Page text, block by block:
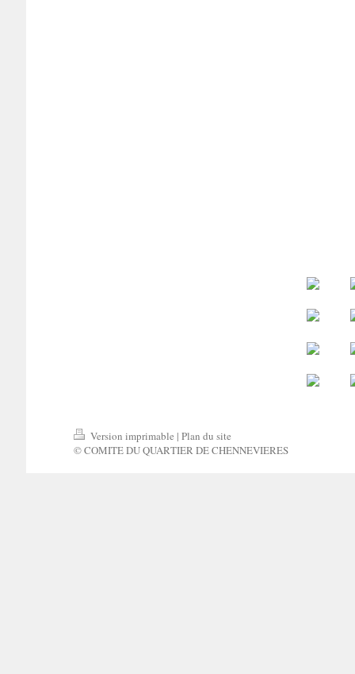
Version imprimable | Plan du site
© COMITE DU QUARTIER DE CHENNEVIERES